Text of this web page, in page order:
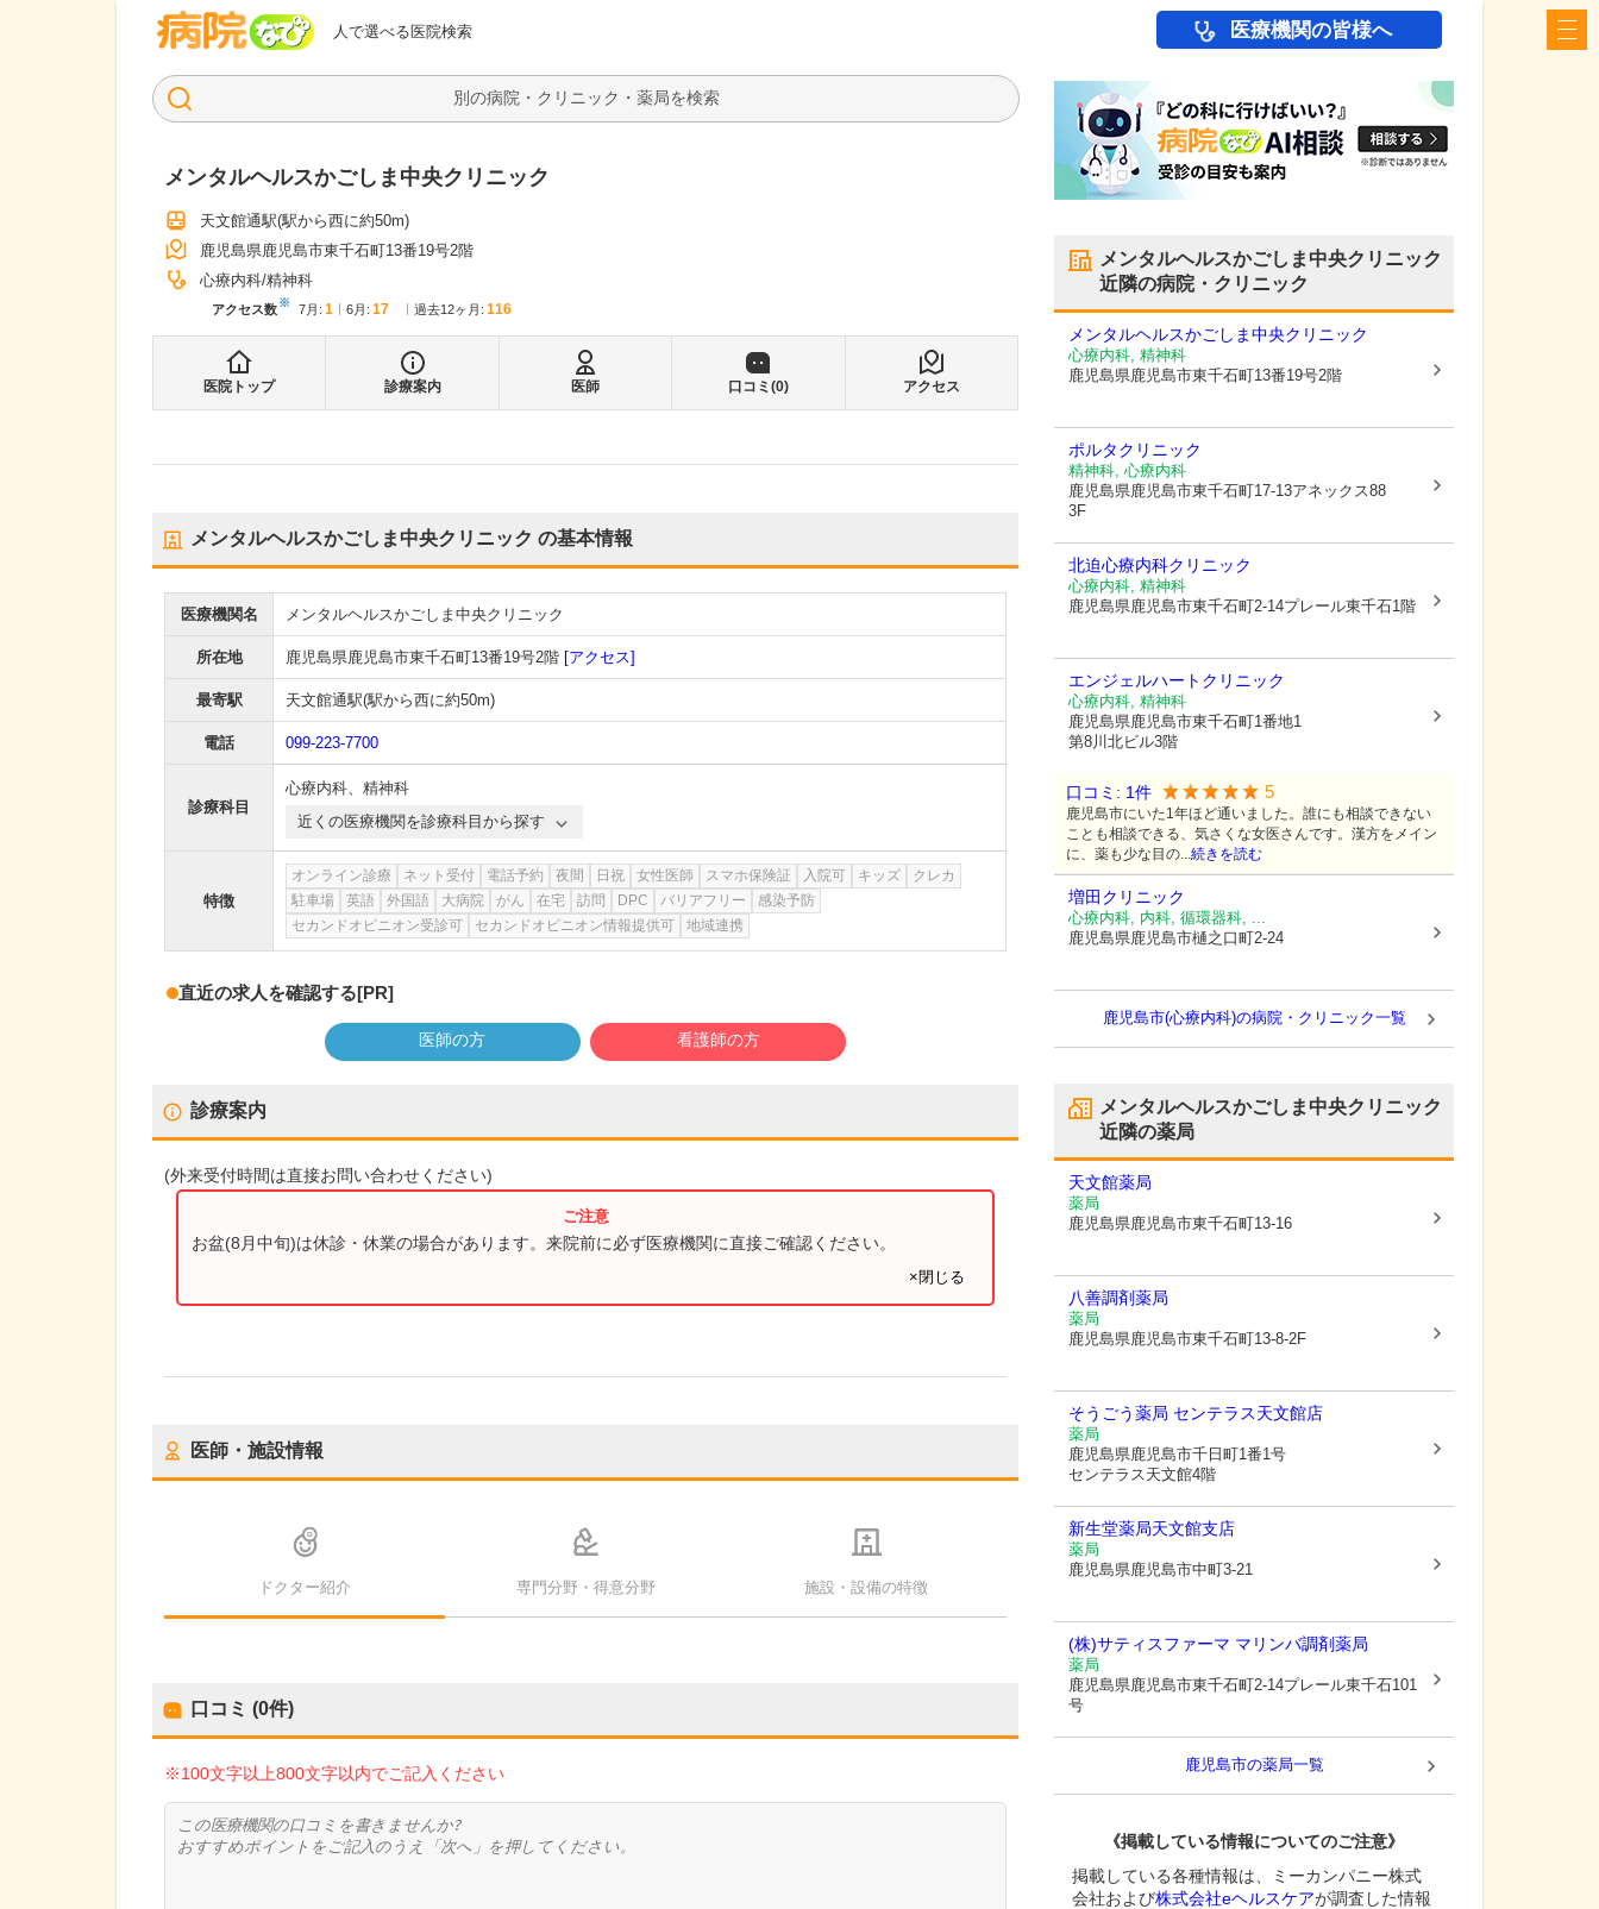
人で選べる医院検索
病院なび 医療機関の皆様へ
検索
メンタルヘルスかごしま中央クリニック
天文館通駅(駅から西に約50m)
鹿児島県鹿児島市東千石町13番19号2階
心療内科 精神科
アクセス数※ 7月 : 1 6月 : 17 過去12ヶ月: 116
医院トップ 診療案内 医師 口コミ(0) アクセス
メンタルヘルスかごしま中央クリニック の基本情報
医療機関名 メンタルヘルスかごしま中央クリニック
所在地 鹿児島県鹿児島市東千石町13番19号2階 [アクセス]
最寄駅 天文館通駅(駅から西に約50m)
電話 099-223-7700
診療科目
心療内科、 精神科
近くの医療機関を診療科目から探す
特徴
オンライン診療 ネット受付 電話予約 夜間 日祝 女性医師 スマホ保険証 入院可 キッズ
クレカ
駐車場
英語 外国語 大病院 がん 在宅 訪問 DPC バリアフリー
感染予防
セカンドオピニオン受診可
セカンドオピニオン情報提供可 地域連携
直近の求人を確認する[PR]
医師の方 看護師の方
診療案内
(外来受付時間は直接お問い合わせください)
お盆(8月中旬)は休診・休業の場合があります。来院前に必ず医療機関に直接ご確認ください。
×閉じる
医師・施設情報
ドクター紹介 専門分野・得意分野 施設・設備の特徴
口コミ (0件)
※100文字以上800文字以内でご記入ください
メンタルヘルスかごしま中央クリニック
近隣の病院・クリニック
メンタルヘルスかごしま中央クリニック
心療内科, 精神科
鹿児島県鹿児島市東千石町13番19号2階
ポルタクリニック
精神科, 心療内科
鹿児島県鹿児島市東千石町17-13アネックス88
3F
北迫心療内科クリニック
心療内科, 精神科
鹿児島県鹿児島市東千石町2-14プレール東千石1階
エンジェルハートクリニック
心療内科, 精神科
鹿児島県鹿児島市東千石町1番地1
第8川北ビル3階
口コミ: 1件 5
鹿児島市にいた1年ほど通いました。誰にも相談できない
ことも相談できる、気さくな女医さんです。漢方をメイン
に、薬も少な目の...続きを読む
増田クリニック
心療内科, 内科, 循環器科, ...
鹿児島県鹿児島市樋之口町2-24
鹿児島市(心療内科)の病院・クリニック一覧
メンタルヘルスかごしま中央クリニック
近隣の薬局
天文館薬局
薬局
鹿児島県鹿児島市東千石町13-16
八善調剤薬局
薬局
鹿児島県鹿児島市東千石町13-8-2F
そうごう薬局 センテラス天文館店
薬局
鹿児島県鹿児島市千日町1番1号
センテラス天文館4階
新生堂薬局天文館支店
薬局
鹿児島県鹿児島市中町3-21
(株)サティスファーマ マリンバ調剤薬局
薬局
鹿児島県鹿児島市東千石町2-14プレール東千石101
号
鹿児島市の薬局一覧
《掲載している情報についてのご注意》
掲載している各種情報は、ミーカンパニー株式
会社および株式会社eヘルスケアが調査した情報